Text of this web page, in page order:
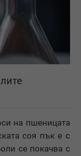
на пшеницата
соя пък е с
се покачва с